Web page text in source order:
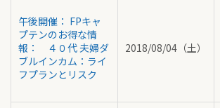
午後開催： FPキャ
プテンのお得な情
報： ４０代 夫婦ダ
ブルインカム：ライ
フプランとリスク
2018/08/04（土）